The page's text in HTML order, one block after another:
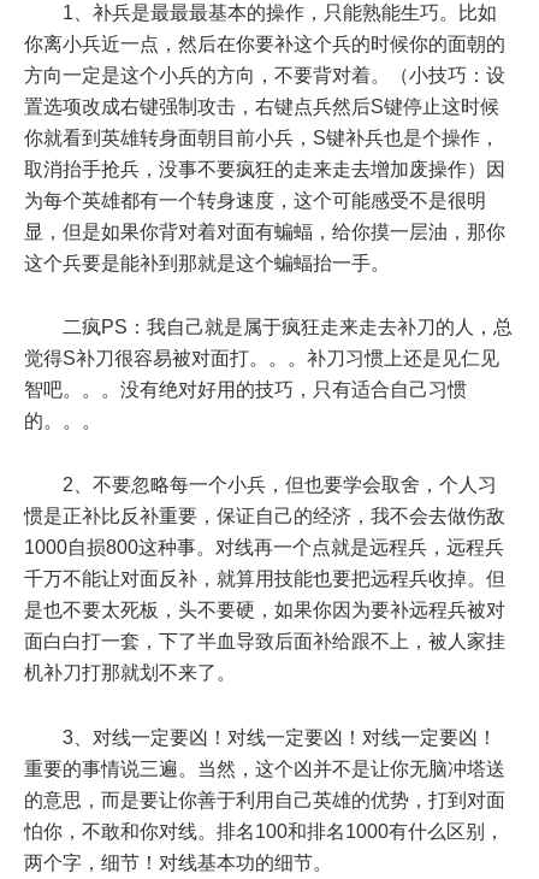
1、补兵是最最最基本的操作，只能熟能生巧。比如
你离小兵近一点，然后在你要补这个兵的时候你的面朝的
方向一定是这个小兵的方向，不要背对着。（小技巧：设
置选项改成右键强制攻击，右键点兵然后S键停止这时候
你就看到英雄转身面朝目前小兵，S键补兵也是个操作，
取消抬手抢兵，没事不要疯狂的走来走去增加废操作）因
为每个英雄都有一个转身速度，这个可能感受不是很明
显，但是如果你背对着对面有蝙蝠，给你摸一层油，那你
这个兵要是能补到那就是这个蝙蝠抬一手。
二疯PS ：我自己就是属于疯狂走来走去补刀的人，总
觉得S补刀很容易被对面打。。。补刀习惯上还是见仁见
智吧。。。没有绝对好用的技巧，只有适合自己习惯
的。。。
2、不要忽略每一个小兵，但也要学会取舍，个人习
惯是正补比反补重要，保证自己的经济，我不会去做伤敌
1000自损800这种事。对线再一个点就是远程兵，远程兵
千万不能让对面反补，就算用技能也要把远程兵收掉。但
是也不要太死板，头不要硬，如果你因为要补远程兵被对
面白白打一套，下了半血导致后面补给跟不上，被人家挂
机补刀打那就划不来了。
3、对线一定要凶！对线一定要凶！对线一定要凶！
重要的事情说三遍。当然，这个凶并不是让你无脑冲塔送
的意思，而是要让你善于利用自己英雄的优势，打到对面
怕你，不敢和你对线。排名100和排名1000有什么区别，
两个字，细节！对线基本功的细节。